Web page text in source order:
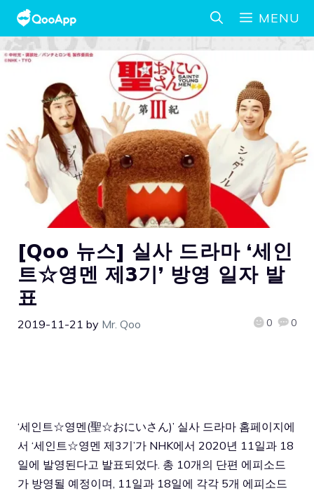
MENU
[Qoo 뉴스] 실사 드라마 ‘세인
트☆영멘 제3기’ 방영 일자 발
표
2019-11-21 by Mr. Qoo 0 0
‘세인트☆영멘(聖☆おにいさん)’ 실사 드라마 홈페이지에
서 ‘세인트☆영멘 제3기’가 NHK에서 2020년 11일과 18
일에 발영된다고 발표되었다. 총 10개의 단편 에피소드
가 방영될 예정이며, 11일과 18일에 각각 5개 에피소드